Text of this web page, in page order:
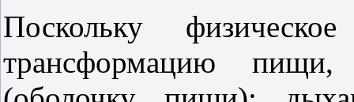
Поскольку
трансформацию